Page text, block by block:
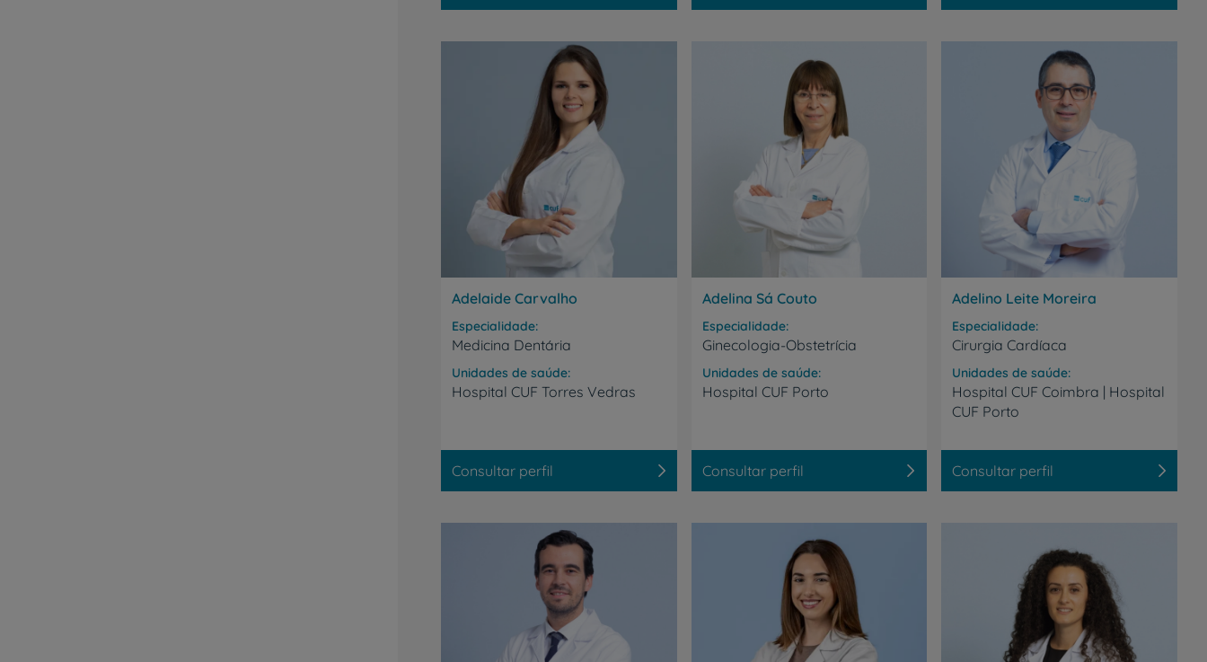
Plano +CUF
My CUF
Clientes e acompanhantes
CUF Academic Center
Para profissionais
Sobre nós
Adelaide Carvalho
Especialidade
Medicina Dentária
Unidades de saúde
Hospital CUF Torres Vedras
Consultar perfil
Adelina Sá Couto
Especialidade
Ginecologia-Obstetrícia
Unidades de saúde
Hospital CUF Porto
Consultar perfil
Adelino Leite Moreira
Especialidade
Cirurgia Cardíaca
Unidades de saúde
Hospital CUF Coimbra | Hospital
CUF Porto
Consultar perfil